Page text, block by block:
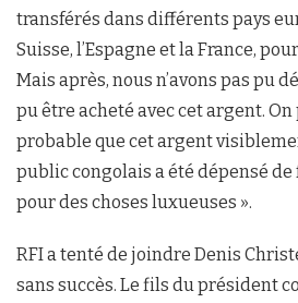
transférés dans différents pays
Suisse, l’Espagne et la France,
Mais après, nous n’avons pas pu
pu être acheté avec cet argent. On
probable que cet argent
public congolais a été dépensé
pour des choses luxueuses ».
RFI a tenté de joindre Denis
sans succès. Le fils du président